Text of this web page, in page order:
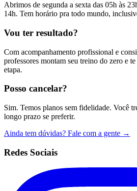
Abrimos de segunda a sexta das 05h às
14h. Tem horário pra todo mundo,
Vou ter resultado?
Com acompanhamento profissional e
professores montam seu treino do zero e
etapa.
Posso cancelar?
Sim. Temos planos sem fidelidade. Você
longo prazo se preferir.
Ainda tem dúvidas? Fale com a gente →
Redes Sociais